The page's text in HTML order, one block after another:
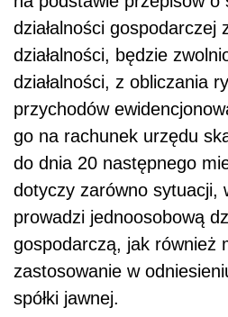
działalności gospodarczej
działalności, będzie
działalności, z obliczania
przychodów
go na rachunek urzędu
do dnia 20 następnego
dotyczy zarówno sytuacji,
prowadzi jednoosobową
gospodarczą, jak również
zastosowanie w
spółki jawnej.